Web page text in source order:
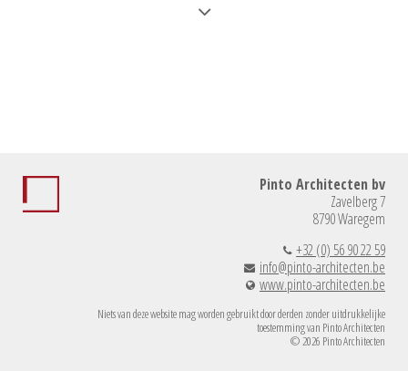
Pinto Architecten bv
Zavelberg 7
8790 Waregem
+32 (0) 56 90 22 59
info@pinto-architecten.be
www.pinto-architecten.be
Niets van deze website mag worden gebruikt door derden zonder uitdrukkelijke
toestemming van Pinto Architecten
© 2026 Pinto Architecten